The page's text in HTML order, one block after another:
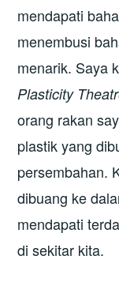
mendapati
menembusi
menarik. Saya
Plasticity
orang rakan
plastik yang
persembahan.
dibuang ke
mendapati
di sekitar kita.